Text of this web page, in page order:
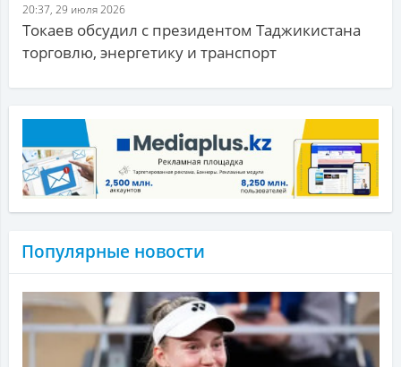
20:37, 29 июля 2026
Токаев обсудил с президентом Таджикистана
торговлю, энергетику и транспорт
Популярные новости